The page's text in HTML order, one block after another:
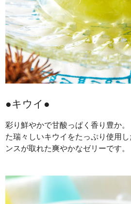
●キウイ●
彩り鮮やかで甘酸っぱく香り豊か
た瑞々しいキウイをたっぷり使用
ンスが取れた爽やかなゼリーです。